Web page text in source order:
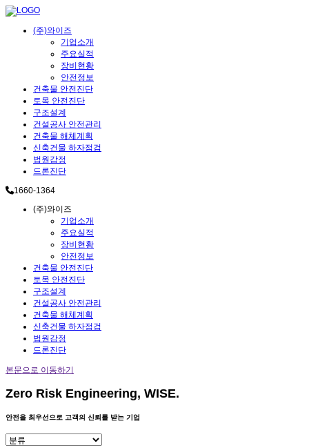
(주)와이즈
기업소개
주요실적
장비현황
안전정보
건축물 안전진단
토목 안전진단
구조설계
건설공사 안전관리
건축물 해체계획
신축건물 하자점검
법원감정
드론진단
1660-1364
(주)와이즈
기업소개
주요실적
장비현황
안전정보
건축물 안전진단
토목 안전진단
구조설계
건설공사 안전관리
건축물 해체계획
신축건물 하자점검
법원감정
드론진단
본문으로 이동하기
Zero Risk Engineering, WISE.
안전을 최우선으로 고객의 신뢰를 받는 기업